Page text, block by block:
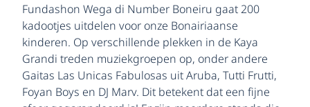
Fundashon Wega di Number Boneiru gaat 200
kadootjes uitdelen voor onze Bonairiaanse
kinderen. Op verschillende plekken in de Kaya
Grandi treden muziekgroepen op, onder andere
Gaitas Las Unicas Fabulosas uit Aruba, Tutti Frutti,
Foyan Boys en DJ Marv. Dit betekent dat een fijne